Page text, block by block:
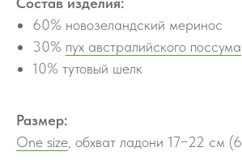
60% новозеландский меринос
30% пух австралийского поссума
10% тутовый шелк
Размер:
One size , обхват ладони 17−22 см